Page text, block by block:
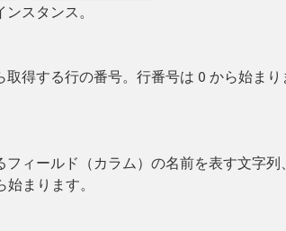
ンスタンス。
取得する行の番号。行番号は 0 から始ま
フィールド（カラム）の名前を表す文字
始まります。